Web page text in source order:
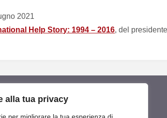
alla tua privacy
2021
Help Story: 1994 – 2016, del